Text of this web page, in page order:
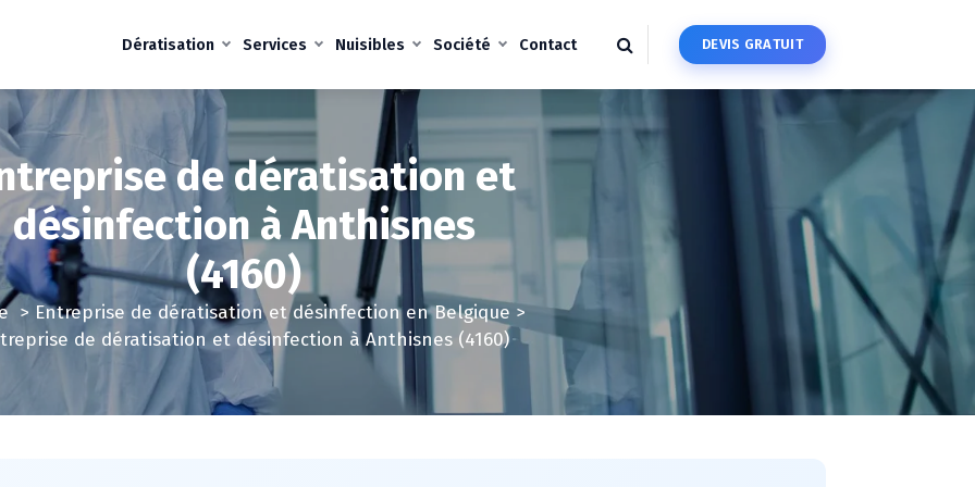
Dératisation Services Nuisibles Société Contact DEVIS GRATUIT
de dératisation et
désinfection à Anthisnes
(4160)
> Entreprise de dératisation et désinfection en Belgique >
de dératisation et désinfection à Anthisnes (4160)